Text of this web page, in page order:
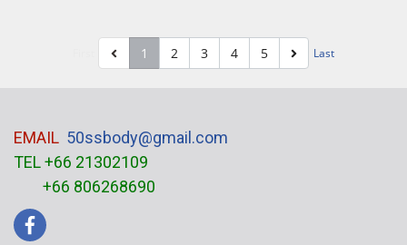
1 2 3 4 5 Last
EMAIL 50ssbody@gmail.com
TEL +66 21302109
+66 806268690